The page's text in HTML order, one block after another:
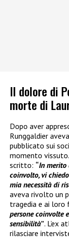
Il dolore di
morte di
Dopo aver
Runggaldier
pubblicato sui
momento
scritto: “In merito
coinvolto, vi
mia necessità di
aveva rivolto un
tragedia e ai loro
persone coinvolte
sensibilità”. L’ex
rilasciare